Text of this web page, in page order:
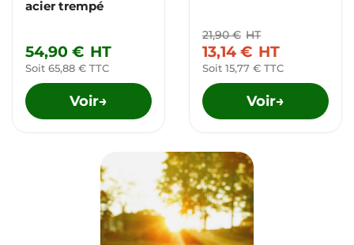
acier trempé
54,90 € HT
Soit 65,88 € TTC
Voir→
21,90 € HT
13,14 € HT
Soit 15,77 € TTC
Voir→